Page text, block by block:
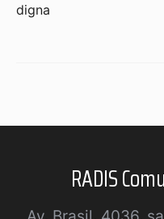
digna
RADIS